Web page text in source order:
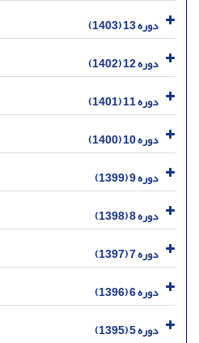
دوره 13 (1403)
دوره 12 (1402)
دوره 11 (1401)
دوره 10 (1400)
دوره 9 (1399)
دوره 8 (1398)
دوره 7 (1397)
دوره 6 (1396)
دوره 5 (1395)